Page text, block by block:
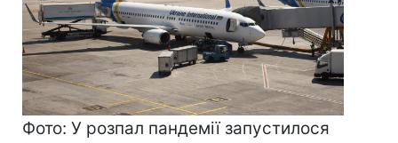
Фото: У розпал пандемії запустилося